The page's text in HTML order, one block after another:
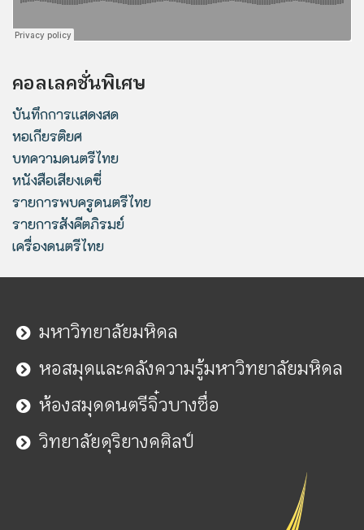
คอลเลคชั่นพิเศษ
บันทึกการแสดงสด
หอเกียรติยศ
บทความดนตรีไทย
หนังสือเสียงเดซี่
รายการพบครูดนตรีไทย
รายการสังคีตภิรมย์
เครื่องดนตรีไทย
มหาวิทยาลัยมหิดล
หอสมุดและคลังความรู้มหาวิทยาลัยมหิดล
ห้องสมุดดนตรีจิ๋วบางซื่อ
วิทยาลัยดุริยางคศิลป์